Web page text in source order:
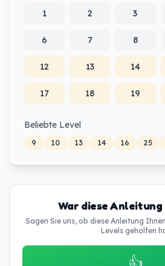
1
2 3
6 7 8
12 13 14
17 18 19
Beliebte Level
9 10 13 14 16 25
War diese
Sagen Sie uns, ob diese Anleitung
Levels geholfen
👍